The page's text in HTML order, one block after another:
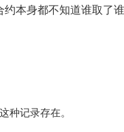
本身都不知道谁取了
种记录存在。